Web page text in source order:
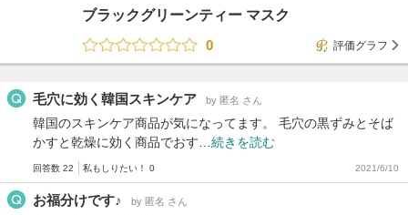
ブラックグリーンティー マスク
0
評価グラフ
毛穴に効く韓国スキンケア by 匿名 さん
韓国のスキンケア商品が気になってます。 毛穴の黒ずみとそば
かすと乾燥に効く商品でおす… 続きを読む
回答数 22 私もしりたい！ 0 2021/6/10
お福分けです♪ by 匿名 さん